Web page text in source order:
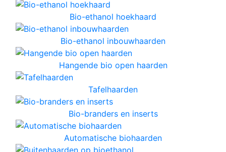
Bio-ethanol hoekhaard
Bio-ethanol inbouwhaarden
Hangende bio open haarden
Tafelhaarden
Bio-branders en inserts
Automatische biohaarden